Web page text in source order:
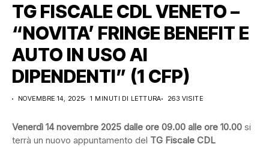
TG FISCALE CDL VENETO –
“NOVITA’ FRINGE BENEFIT E
AUTO IN USO AI
DIPENDENTI” (1 CFP)
NOVEMBRE 14, 2025 1 MINUTI DI LETTURA 263 VISITE
Venerdì 14 novembre 2025 dalle ore 09.00 alle ore 10.00 si
terrà un nuovo appuntamento del TG Fiscale CDL